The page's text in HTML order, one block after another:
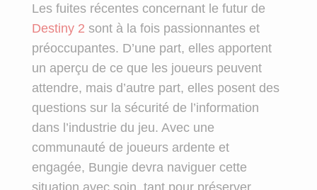
Les fuites récentes concernant le futur de
Destiny 2 sont à la fois passionnantes et
préoccupantes. D’une part, elles apportent
un aperçu de ce que les joueurs peuvent
attendre, mais d’autre part, elles posent des
questions sur la sécurité de l’information
dans l’industrie du jeu. Avec une
communauté de joueurs ardente et
engagée, Bungie devra naviguer cette
situation avec soin, tant pour préserver